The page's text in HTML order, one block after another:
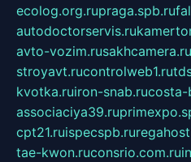
ecolog.org.rupraga.spb.ru
autodoctorservis.ru
avto-vozim.rusakhcamera.ru
stroyavt.rucontrolweb1.ru
kvotka.ruiron-snab.rucosta-
associaciya39.ru
cpt21.ruispecspb.ru
tae-kwon.ruconsrio.com.ru